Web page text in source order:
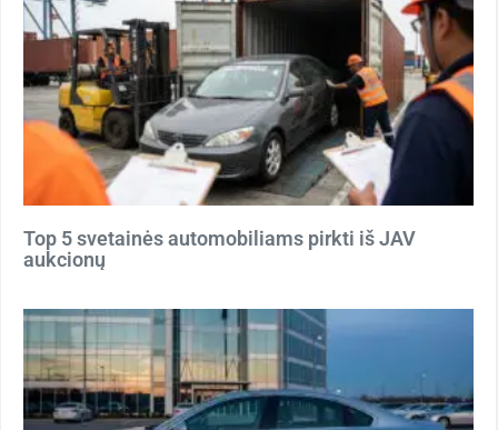
Top 5 svetainės automobiliams pirkti iš JAV
aukcionų